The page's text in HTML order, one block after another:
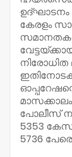
കേരളം
പോലീസ്
5353
5736